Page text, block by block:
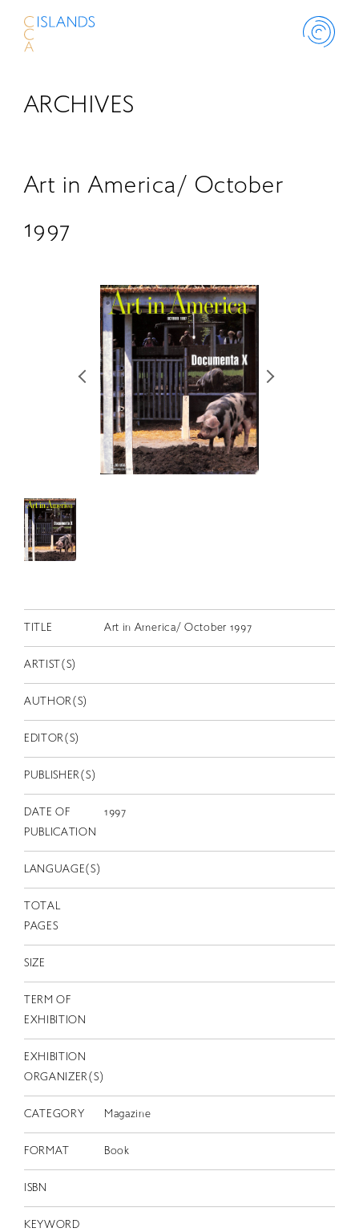
ABOUT
SCHOLARSHIP
RETRACE
コンサート
出版物
スカラシップ受賞者
EN
ARCHIVES
Art in America/ October
1997
TITLE Art in America/ October 1997
ARTIST(S)
AUTHOR(S)
EDITOR(S)
PUBLISHER(S)
DATE OF
PUBLICATION
1997
LANGUAGE(S)
TOTAL
PAGES
SIZE
TERM OF
EXHIBITION
EXHIBITION
ORGANIZER(S)
CATEGORY Magazine
FORMAT Book
ISBN
KEYWORD